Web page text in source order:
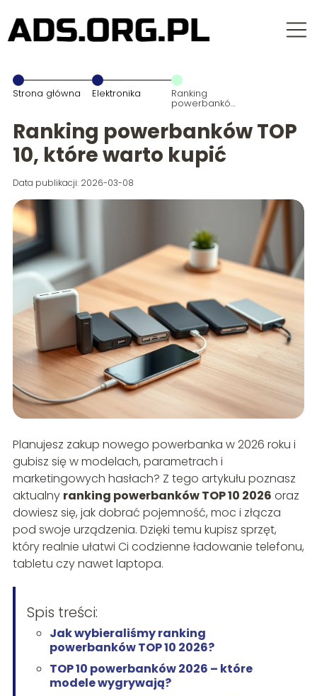
Strona główna Elektronika Ranking
powerbanków
warto kupić
Ranking powerbanków TOP
10, które warto kupić
Data publikacji: 2026-03-08
Planujesz zakup nowego powerbanka w 2026 roku i
gubisz się w modelach, parametrach i
marketingowych hasłach? Z tego artykułu poznasz
aktualny ranking powerbanków TOP 10 2026 oraz
dowiesz się, jak dobrać pojemność, moc i złącza
pod swoje urządzenia. Dzięki temu kupisz sprzęt,
który realnie ułatwi Ci codzienne ładowanie telefonu,
tabletu czy nawet laptopa.
Spis treści:
Jak wybieraliśmy ranking
powerbanków TOP 10 2026?
TOP 10 powerbanków 2026 – które
modele wygrywają?